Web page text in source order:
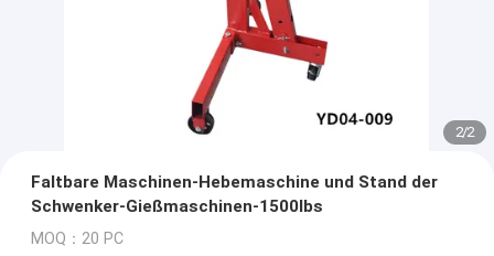
2/2
Faltbare Maschinen-Hebemaschine und Stand der
Schwenker-Gießmaschinen-1500lbs
MOQ：20 PC